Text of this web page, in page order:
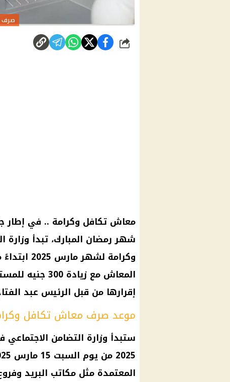
صرف معاش
شارك
معاش تكافل وكرامة .. في إطار
شهر رمضان المبارك، تبدأ
المعاش مع
إقرارها من قبل الرئيس عبد
موعد صرف معاش تكافل
ستبدأ وزارة التضامن
المعتمدة مثل مكاتب البريد